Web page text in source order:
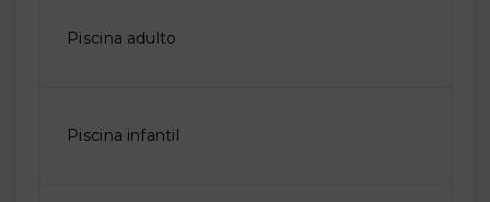
Piscina adulto
Piscina infantil